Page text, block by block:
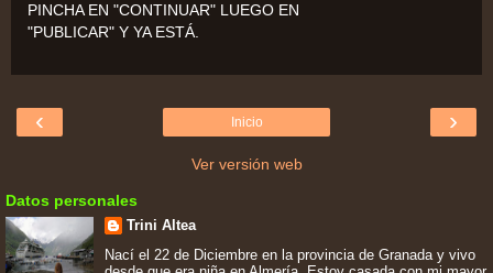
PINCHA EN "CONTINUAR" LUEGO EN
"PUBLICAR" Y YA ESTÁ.
‹ ›
Inicio
Ver versión web
Datos personales
Trini Altea
Nací el 22 de Diciembre en la provincia de Granada y vivo